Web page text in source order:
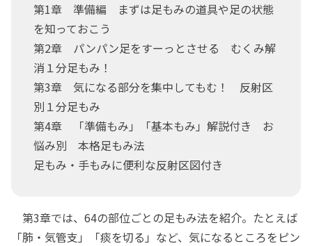
第1章 準備編 まずは足もみの道具や足の状態
を知っておこう
第2章 パンパン足をすーっとさせる むくみ解
消１分足もみ！
第3章 気になる部分を集中してもむ！ 反射区
別１分足もみ
第4章 「準備もみ」「基本もみ」解説付き お
悩み別 本格足もみ法
足もみ・手もみに便利な反射区図付き
第3章では、64の部位ごとの足もみ法を紹介。たとえば
「肺・気管支」「痰を切る」など、気になるところをピン